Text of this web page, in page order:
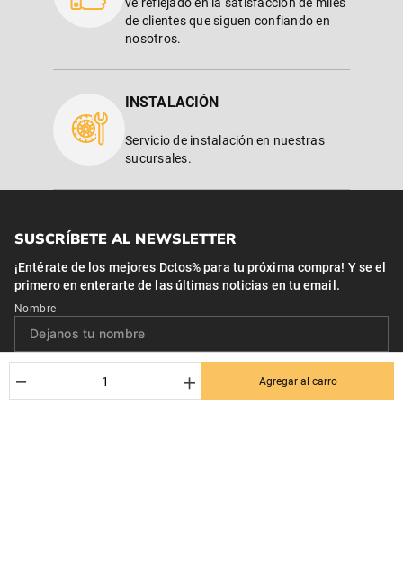
＋
－ Agregar al carro
de clientes que siguen confiando en
nosotros.
INSTALACIÓN
Servicio de instalación en nuestras
sucursales.
SUSCRÍBETE AL NEWSLETTER
¡Entérate de los mejores Dctos% para tu próxima compra! Y se el
primero en enterarte de las últimas noticias en tu email.
Nombre